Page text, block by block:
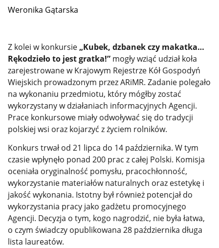
Weronika Gątarska
Z kolei w konkursie „Kubek, dzbanek czy makatka…
Rękodzieło to jest gratka!” mogły wziąć udział koła
zarejestrowane w Krajowym Rejestrze Kół Gospodyń
Wiejskich prowadzonym przez ARiMR. Zadanie polegało
na wykonaniu przedmiotu, który mógłby zostać
wykorzystany w działaniach informacyjnych Agencji.
Prace konkursowe miały odwoływać się do tradycji
polskiej wsi oraz kojarzyć z życiem rolników.
Konkurs trwał od 21 lipca do 14 października. W tym
czasie wpłynęło ponad 200 prac z całej Polski. Komisja
oceniała oryginalność pomysłu, pracochłonność,
wykorzystanie materiałów naturalnych oraz estetykę i
jakość wykonania. Istotny był również potencjał do
wykorzystania pracy jako gadżetu promocyjnego
Agencji. Decyzja o tym, kogo nagrodzić, nie była łatwa,
o czym świadczy opublikowana 28 października długa
lista laureatów.